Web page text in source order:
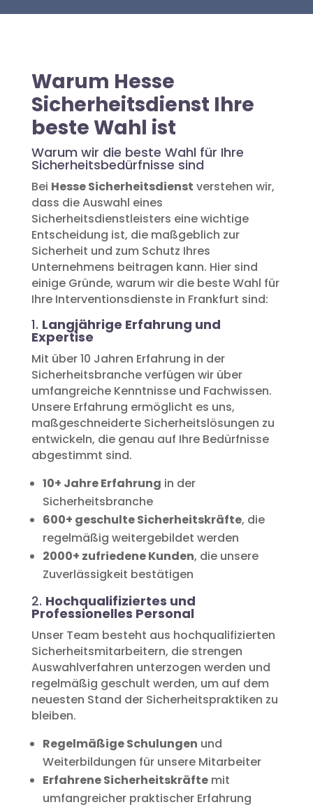
Warum Hesse
Sicherheitsdienst Ihre
beste Wahl ist
Warum wir die beste Wahl für Ihre
Sicherheitsbedürfnisse sind
Bei Hesse Sicherheitsdienst verstehen wir,
dass die Auswahl eines
Sicherheitsdienstleisters eine wichtige
Entscheidung ist, die maßgeblich zur
Sicherheit und zum Schutz Ihres
Unternehmens beitragen kann. Hier sind
einige Gründe, warum wir die beste Wahl für
Ihre Interventionsdienste in Frankfurt sind:
1. Langjährige Erfahrung und
Expertise
Mit über 10 Jahren Erfahrung in der
Sicherheitsbranche verfügen wir über
umfangreiche Kenntnisse und Fachwissen.
Unsere Erfahrung ermöglicht es uns,
maßgeschneiderte Sicherheitslösungen zu
entwickeln, die genau auf Ihre Bedürfnisse
abgestimmt sind.
10+ Jahre Erfahrung in der
Sicherheitsbranche
600+ geschulte Sicherheitskräfte, die
regelmäßig weitergebildet werden
2000+ zufriedene Kunden, die unsere
Zuverlässigkeit bestätigen
2. Hochqualifiziertes und
Professionelles Personal
Unser Team besteht aus hochqualifizierten
Sicherheitsmitarbeitern, die strengen
Auswahlverfahren unterzogen werden und
regelmäßig geschult werden, um auf dem
neuesten Stand der Sicherheitspraktiken zu
bleiben.
Regelmäßige Schulungen und
Weiterbildungen für unsere Mitarbeiter
Erfahrene Sicherheitskräftemit
umfangreicher praktischer Erfahrung